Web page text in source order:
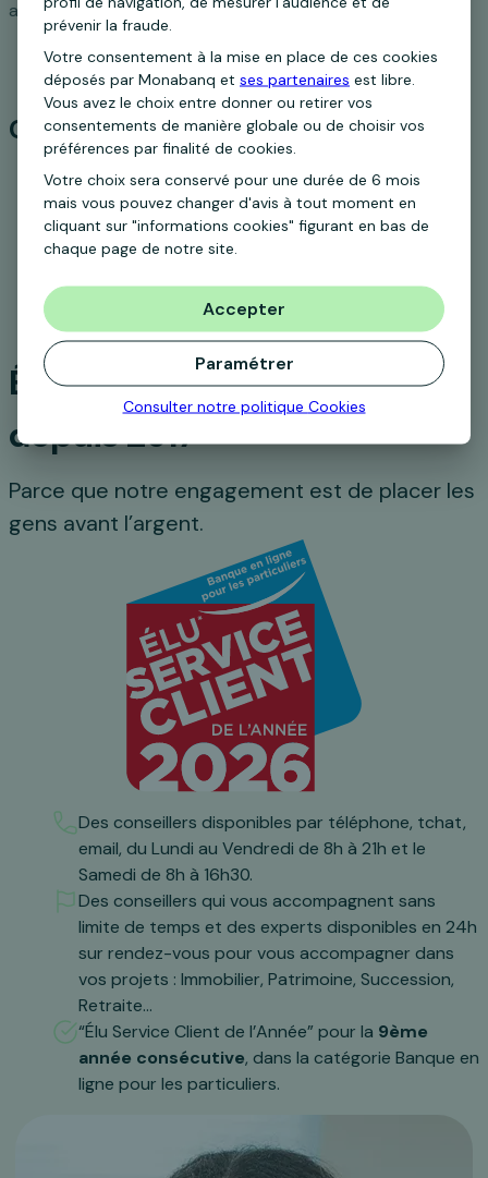
activer votre Rentabilis
Ouvrir mon Rentabilis
Ce que nos clients pensent de nous
Élu Service Client de l’Année
depuis 2017
Parce que notre engagement est de placer les
gens avant l’argent.
Des conseillers disponibles par téléphone, tchat,
email, du Lundi au Vendredi de 8h à 21h et le
Samedi de 8h à 16h30.
Des conseillers qui vous accompagnent sans
limite de temps et des experts disponibles en 24h
sur rendez-vous pour vous accompagner dans
vos projets : Immobilier, Patrimoine, Succession,
Retraite…
“Élu Service Client de l’Année” pour la 9ème
année consécutive, dans la catégorie Banque en
ligne pour les particuliers.
prévenir la fraude.
Votre consentement à la mise en place de ces cookies
déposés par Monabanq et ses partenaires est libre.
Vous avez le choix entre donner ou retirer vos
consentements de manière globale ou de choisir vos
préférences par finalité de cookies.
Votre choix sera conservé pour une durée de 6 mois
mais vous pouvez changer d'avis à tout moment en
cliquant sur "informations cookies" figurant en bas de
chaque page de notre site.
Accepter
Paramétrer
Consulter notre politique Cookies